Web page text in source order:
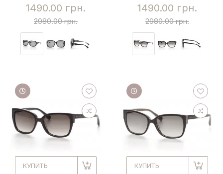
1490.00 грн.
2980.00 грн.
1490.00 грн.
2980.00 грн.
КУПИТЬ КУПИТЬ